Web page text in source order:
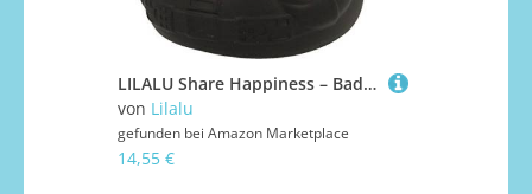
LILALU Share Happiness – Badeente für Kinder und Erwachsene – Quietscheente – Black Star Ente
von Lilalu
gefunden bei Amazon Marketplace
14,55 €